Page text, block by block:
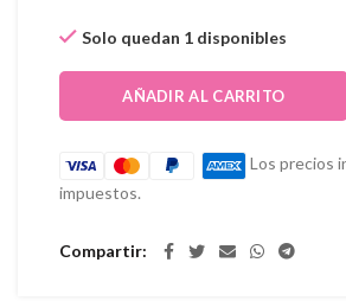
Solo quedan 1 disponibles
AÑADIR AL CARRITO
Los precios
impuestos.
Compartir